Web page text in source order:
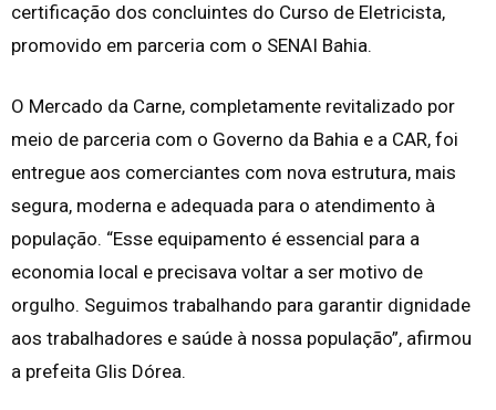
certificação dos concluintes do Curso de Eletricista,
promovido em parceria com o SENAI Bahia.
O Mercado da Carne, completamente revitalizado por
meio de parceria com o Governo da Bahia e a CAR, foi
entregue aos comerciantes com nova estrutura, mais
segura, moderna e adequada para o atendimento à
população. “Esse equipamento é essencial para a
economia local e precisava voltar a ser motivo de
orgulho. Seguimos trabalhando para garantir dignidade
aos trabalhadores e saúde à nossa população”, afirmou
a prefeita Glis Dórea.